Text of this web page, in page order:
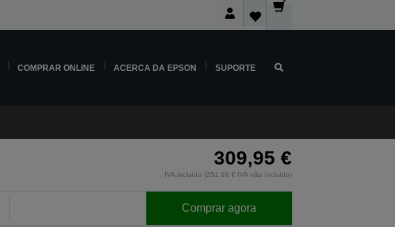
COMPRAR ONLINE ACERCA DA EPSON SUPORTE
309,95 €
IVA incluído (251,99 € IVA não incluído)
Comprar agora